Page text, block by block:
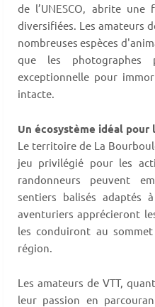
de l’UNESCO, abrite
diversifiées. Les amateurs
nombreuses espèces
que les
exceptionnelle pour
intacte.
Un écosystème idéal
Le territoire de La
jeu privilégié pour les
randonneurs peuvent
sentiers balisés adaptés
aventuriers apprécieront
les conduiront au
région.
Les amateurs de VTT,
leur passion en